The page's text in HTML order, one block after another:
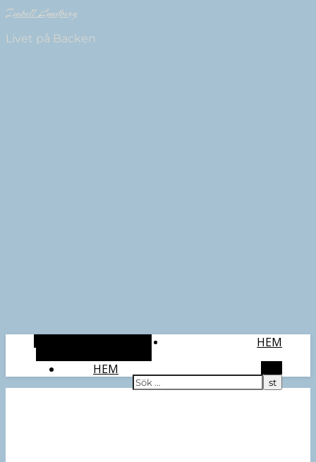
Isabell Lundberg
Livet på Backen
HEM
HEM